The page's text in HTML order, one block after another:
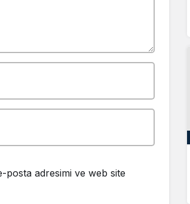
posta adresimi ve web site